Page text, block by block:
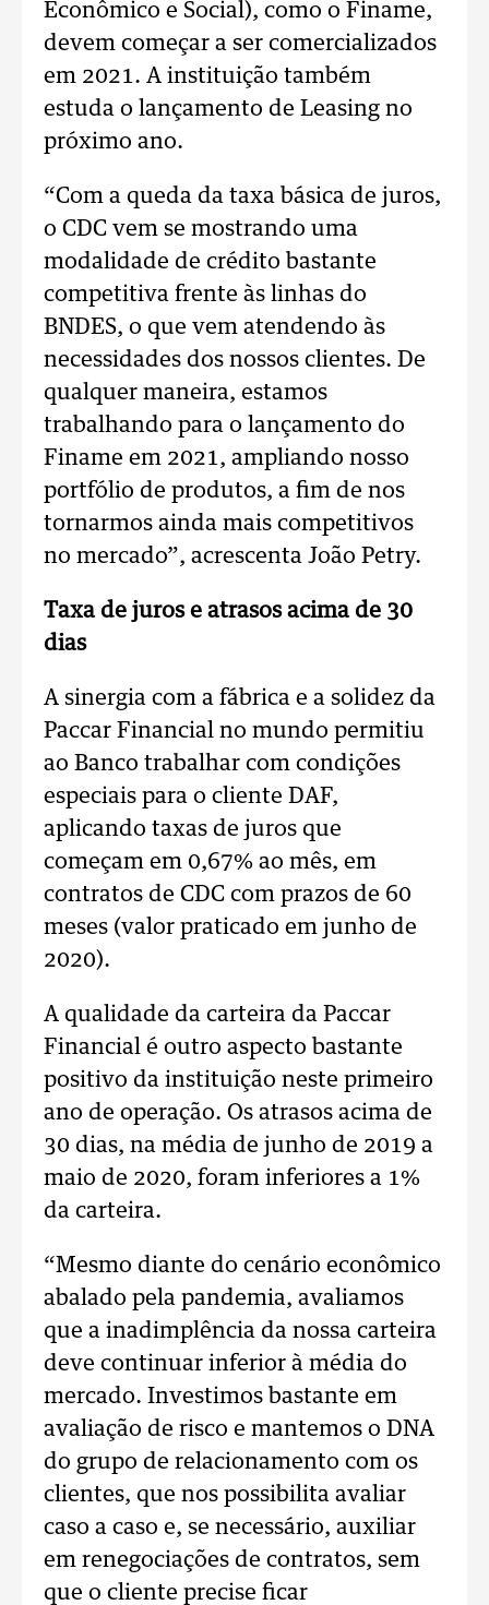
Econômico e Social), como o Finame,
devem começar a ser comercializados
em 2021. A instituição também
estuda o lançamento de Leasing no
próximo ano.
“Com a queda da taxa básica de juros,
o CDC vem se mostrando uma
modalidade de crédito bastante
competitiva frente às linhas do
BNDES, o que vem atendendo às
necessidades dos nossos clientes. De
qualquer maneira, estamos
trabalhando para o lançamento do
Finame em 2021, ampliando nosso
portfólio de produtos, a fim de nos
tornarmos ainda mais competitivos
no mercado”, acrescenta João Petry.
Taxa de juros e atrasos acima de 30
dias
A sinergia com a fábrica e a solidez da
Paccar Financial no mundo permitiu
ao Banco trabalhar com condições
especiais para o cliente DAF,
aplicando taxas de juros que
começam em 0,67% ao mês, em
contratos de CDC com prazos de 60
meses (valor praticado em junho de
2020).
A qualidade da carteira da Paccar
Financial é outro aspecto bastante
positivo da instituição neste primeiro
ano de operação. Os atrasos acima de
30 dias, na média de junho de 2019 a
maio de 2020, foram inferiores a 1%
da carteira.
“Mesmo diante do cenário econômico
abalado pela pandemia, avaliamos
que a inadimplência da nossa carteira
deve continuar inferior à média do
mercado. Investimos bastante em
avaliação de risco e mantemos o DNA
do grupo de relacionamento com os
clientes, que nos possibilita avaliar
caso a caso e, se necessário, auxiliar
em renegociações de contratos, sem
que o cliente precise ficar